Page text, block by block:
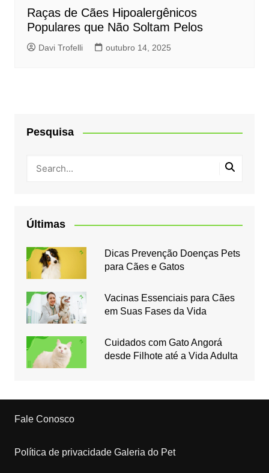
Raças de Cães Hipoalergênicos
Populares que Não Soltam Pelos
Davi Trofelli outubro 14, 2025
Pesquisa
Últimas
Dicas Prevenção Doenças Pets
para Cães e Gatos
Vacinas Essenciais para Cães
em Suas Fases da Vida
Cuidados com Gato Angorá
desde Filhote até a Vida Adulta
Fale Conosco
Política de privacidade Galeria do Pet